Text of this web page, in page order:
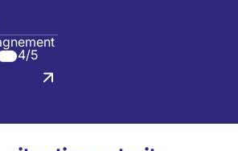
4/5